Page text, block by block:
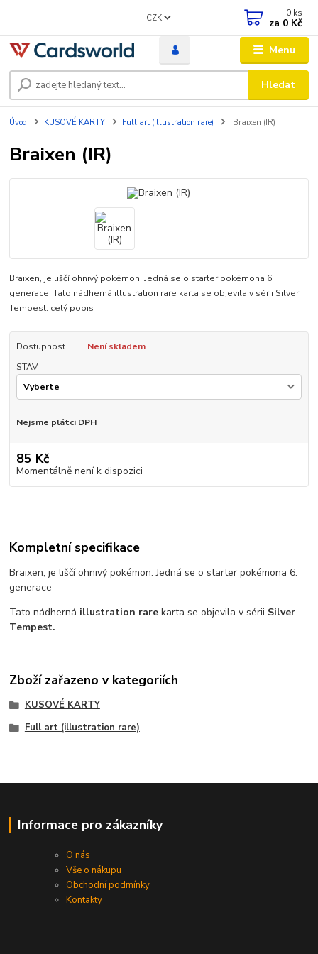
Menu
CZK
Hledat
0 ks
za 0 Kč
Úvod KUSOVÉ KARTY Full art (illustration rare) Braixen (IR)
Braixen (IR)
Braixen, je liščí ohnivý pokémon. Jedná se o starter pokémona 6.
generace Tato nádherná illustration rare karta se objevila v sérii Silver
Tempest. celý popis
Dostupnost
Není skladem
STAV
Nejsme plátci DPH
85 Kč
Momentálně není k dispozici
Kompletní specifikace
Braixen, je liščí ohnivý pokémon. Jedná se o starter pokémona 6.
generace
Tato nádherná illustration rare karta se objevila v sérii Silver
Tempest.
Zboží zařazeno v kategoriích
KUSOVÉ KARTY
Full art (illustration rare)
Informace pro zákazníky
O nás
Vše o nákupu
Obchodní podmínky
Kontakty